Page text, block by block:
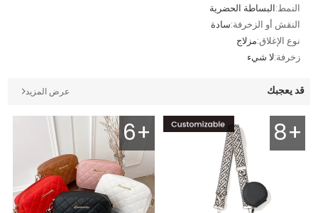
النمط:البساطة الحضرية
النقش أو الزخرفة:سادة
نوع الإغلاق:مزلاج
زخرفة:لا شيء
قد يعجبك عرض المزيد
8+
6+